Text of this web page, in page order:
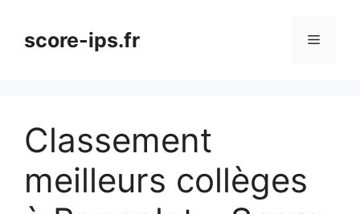
contenuscore-ips.fr Menu
Classement
meilleurs collèges